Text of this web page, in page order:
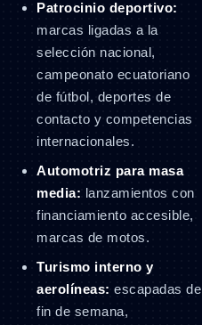
Patrocinio deportivo:
marcas ligadas a la
selección nacional,
campeonato ecuatoriano
de fútbol, deportes de
contacto y competencias
internacionales.
Automotriz para masa
media: lanzamientos con
financiamiento accesible,
marcas de motos.
Turismo interno y
aerolíneas: escapadas de
fin de semana,